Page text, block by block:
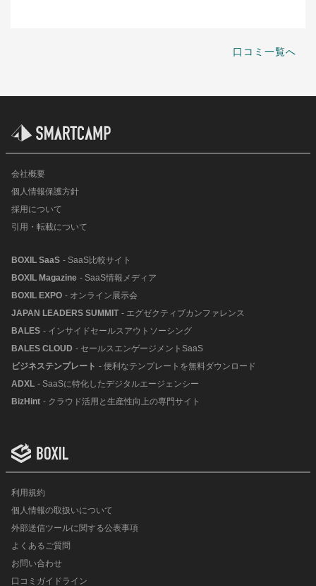
口コミ一覧へ
会社概要
個人情報保護方針
採用について
引用・転載について
BOXIL SaaS - SaaS比較サイト
BOXIL Magazine - SaaS情報メディア
BOXIL EXPO - オンライン展示会
JAPAN LEADERS SUMMIT - エグゼクティブカンファレンス
BALES - インサイドセールスアウトソーシング
BALES CLOUD - セールスエンゲージメントSaaS
ビジネステンプレート - 便利なテンプレートを無料ダウンロード
ADXL - SaaSに特化したデジタルエージェンシー
BizHint - クラウド活用と生産性向上の専門サイト
利用規約
個人情報の取扱いについて
外部送信ツールに関する公表事項
よくあるご質問
お問い合わせ
口コミガイドライン